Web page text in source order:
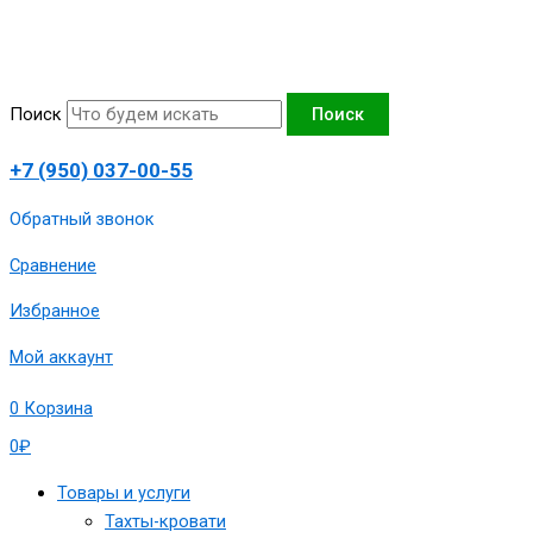
Поиск Поиск
+7 (950) 037-00-55
Обратный звонок
Сравнение
Избранное
Мой аккаунт
0₽
0 Корзина
Товары и услуги
Тахты-кровати
угловой
"Вектор"
Г,механизм
евро-
1980-
ВКТ-1а-
РБлкз